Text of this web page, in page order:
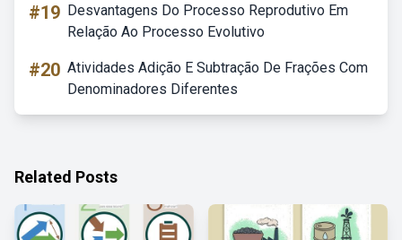
#19 Desvantagens Do Processo Reprodutivo Em
Relação Ao Processo Evolutivo
#20 Atividades Adição E Subtração De Frações Com
Denominadores Diferentes
Related Posts